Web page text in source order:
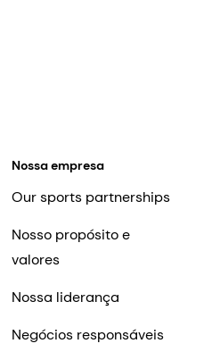
Nossa empresa
Our sports partnerships
Nosso propósito e
valores
Nossa liderança
Negócios responsáveis